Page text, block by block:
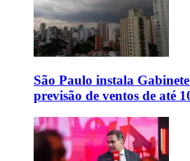
São Paulo instala
previsão de ventos de até